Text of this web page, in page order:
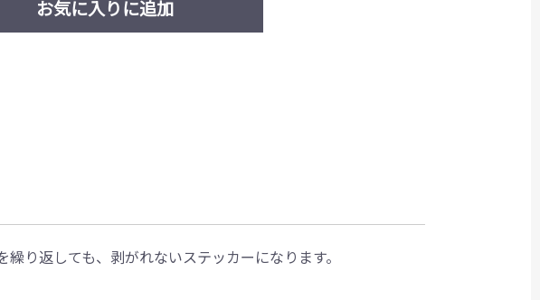
お気に入りに追加
り返しても、剥がれないステッカーになります。